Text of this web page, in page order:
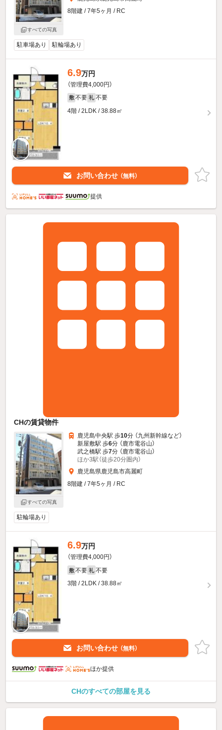
すべての写真
8階建 / 7年5ヶ月 / RC
駐車場あり 駐輪場あり
6.9万円
（管理費4,000円）
敷 不要 礼 不要
4階 / 2LDK / 38.88㎡
お問い合わせ （無料）
提供
CHの賃貸物件
すべての写真
鹿児島中央駅 歩10分 （九州新幹線など）
新屋敷駅 歩6分 （鹿市電谷山）
武之橋駅 歩7分 （鹿市電谷山）
ほか3駅（徒歩20分圏内）
鹿児島県鹿児島市高麗町
8階建 / 7年5ヶ月 / RC
駐輪場あり
6.9万円
（管理費4,000円）
敷 不要 礼 不要
3階 / 2LDK / 38.88㎡
お問い合わせ （無料）
ほか提供
CHのすべての部屋を見る